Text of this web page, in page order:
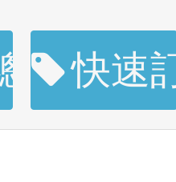
覽快速